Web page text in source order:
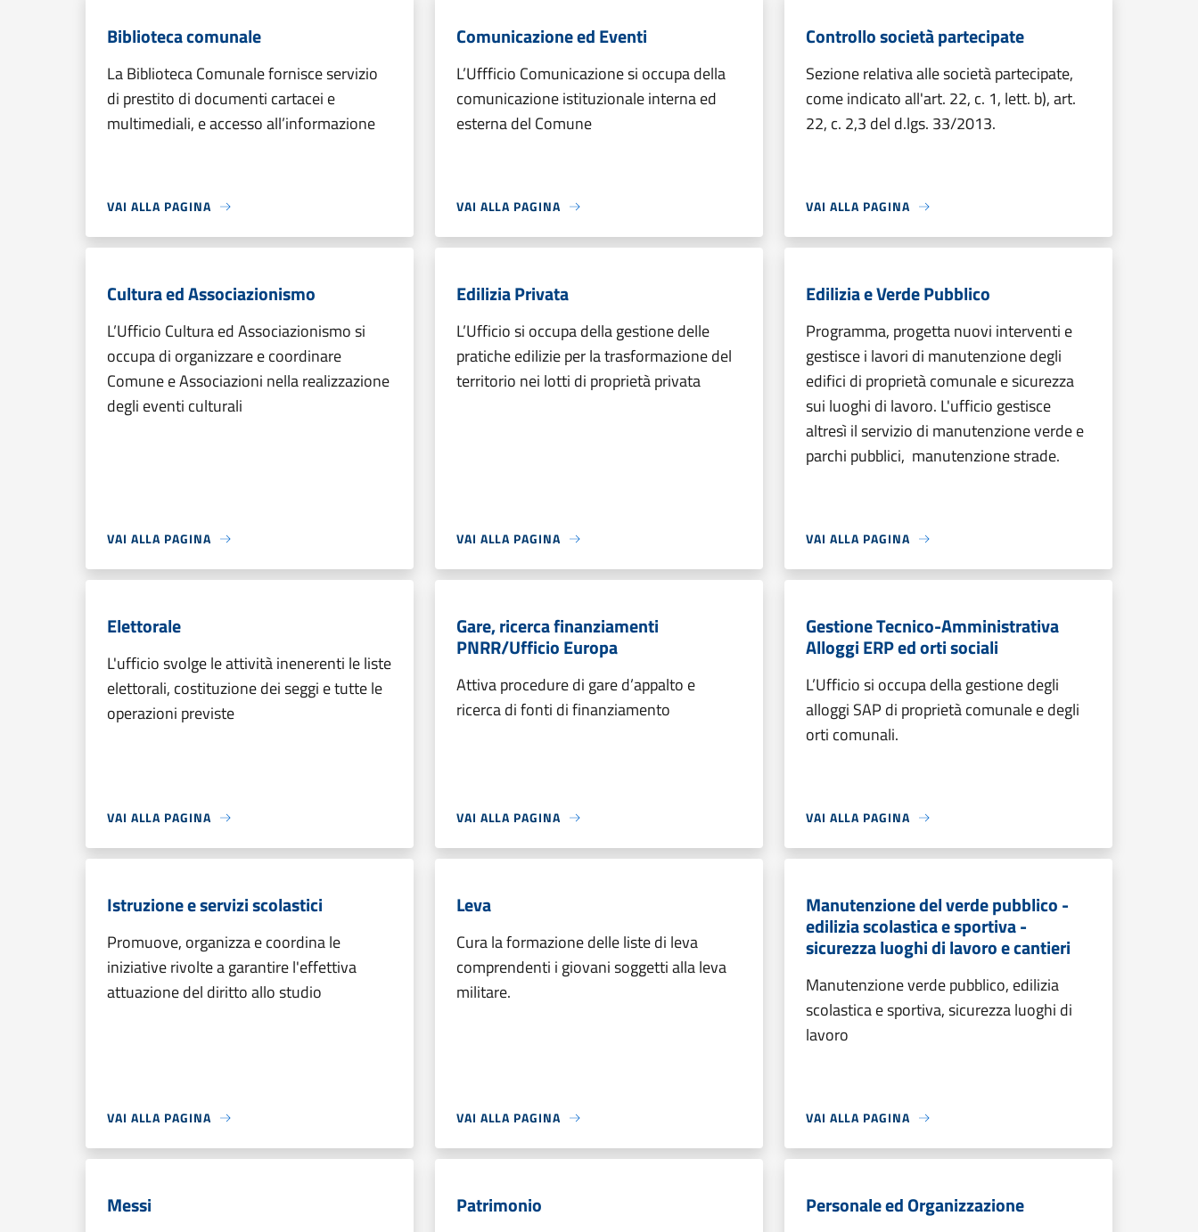
Biblioteca comunale
La Biblioteca Comunale fornisce servizio
di prestito di documenti cartacei e
multimediali, e accesso all’informazione
VAI ALLA PAGINA
Comunicazione ed Eventi
L’Uffficio Comunicazione si occupa della
comunicazione istituzionale interna ed
esterna del Comune
VAI ALLA PAGINA
Controllo società partecipate
Sezione relativa alle società partecipate,
come indicato all'art. 22, c. 1, lett. b), art.
22, c. 2,3 del d.lgs. 33/2013.
VAI ALLA PAGINA
Cultura ed Associazionismo
L’Ufficio Cultura ed Associazionismo si
occupa di organizzare e coordinare
Comune e Associazioni nella realizzazione
degli eventi culturali
VAI ALLA PAGINA
Edilizia Privata
L’Ufficio si occupa della gestione delle
pratiche edilizie per la trasformazione del
territorio nei lotti di proprietà privata
VAI ALLA PAGINA
Edilizia e Verde Pubblico
Programma, progetta nuovi interventi e
gestisce i lavori di manutenzione degli
edifici di proprietà comunale e sicurezza
sui luoghi di lavoro. L'ufficio gestisce
altresì il servizio di manutenzione verde e
parchi pubblici, manutenzione strade.
VAI ALLA PAGINA
Elettorale
L'ufficio svolge le attività inenerenti le liste
elettorali, costituzione dei seggi e tutte le
operazioni previste
VAI ALLA PAGINA
Gare, ricerca finanziamenti
PNRR/Ufficio Europa
Attiva procedure di gare d’appalto e
ricerca di fonti di finanziamento
VAI ALLA PAGINA
Gestione Tecnico-Amministrativa
Alloggi ERP ed orti sociali
L’Ufficio si occupa della gestione degli
alloggi SAP di proprietà comunale e degli
orti comunali.
VAI ALLA PAGINA
Istruzione e servizi scolastici
Promuove, organizza e coordina le
iniziative rivolte a garantire l'effettiva
attuazione del diritto allo studio
VAI ALLA PAGINA
Leva
Cura la formazione delle liste di leva
comprendenti i giovani soggetti alla leva
militare.
VAI ALLA PAGINA
Manutenzione del verde pubblico -
edilizia scolastica e sportiva -
sicurezza luoghi di lavoro e cantieri
Manutenzione verde pubblico, edilizia
scolastica e sportiva, sicurezza luoghi di
lavoro
VAI ALLA PAGINA
Messi Patrimonio Personale ed Organizzazione